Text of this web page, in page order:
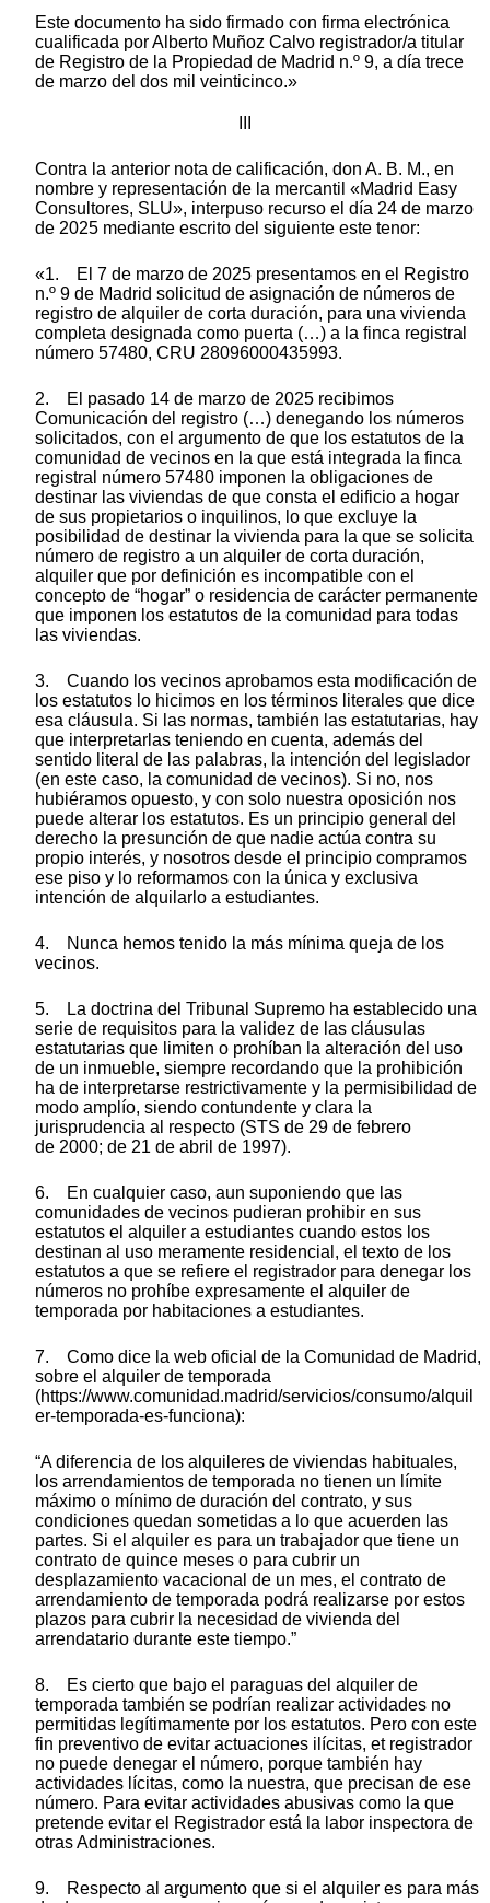
Este documento ha sido firmado con firma electrónica
cualificada por Alberto Muñoz Calvo registrador/a titular
de Registro de la Propiedad de Madrid n.º 9, a día trece
de marzo del dos mil veinticinco.»
Contra la anterior nota de calificación, don A. B. M., en
nombre y representación de la mercantil «Madrid Easy
Consultores, SLU», interpuso recurso el día 24 de marzo
de 2025 mediante escrito del siguiente este tenor:
«1. El 7 de marzo de 2025 presentamos en el Registro
n.º 9 de Madrid solicitud de asignación de números de
registro de alquiler de corta duración, para una vivienda
completa designada como puerta (…) a la finca registral
número 57480, CRU 28096000435993.
2. El pasado 14 de marzo de 2025 recibimos
Comunicación del registro (…) denegando los números
solicitados, con el argumento de que los estatutos de la
comunidad de vecinos en la que está integrada la finca
registral número 57480 imponen la obligaciones de
destinar las viviendas de que consta el edificio a hogar
de sus propietarios o inquilinos, lo que excluye la
posibilidad de destinar la vivienda para la que se solicita
número de registro a un alquiler de corta duración,
alquiler que por definición es incompatible con el
concepto de “hogar” o residencia de carácter permanente
que imponen los estatutos de la comunidad para todas
las viviendas.
3. Cuando los vecinos aprobamos esta modificación de
los estatutos lo hicimos en los términos literales que dice
esa cláusula. Si las normas, también las estatutarias, hay
que interpretarlas teniendo en cuenta, además del
sentido literal de las palabras, la intención del legislador
(en este caso, la comunidad de vecinos). Si no, nos
hubiéramos opuesto, y con solo nuestra oposición nos
puede alterar los estatutos. Es un principio general del
derecho la presunción de que nadie actúa contra su
propio interés, y nosotros desde el principio compramos
ese piso y lo reformamos con la única y exclusiva
intención de alquilarlo a estudiantes.
4. Nunca hemos tenido la más mínima queja de los
vecinos.
5. La doctrina del Tribunal Supremo ha establecido una
serie de requisitos para la validez de las cláusulas
estatutarias que limiten o prohíban la alteración del uso
de un inmueble, siempre recordando que la prohibición
ha de interpretarse restrictivamente y la permisibilidad de
modo amplío, siendo contundente y clara la
jurisprudencia al respecto (STS de 29 de febrero
de 2000; de 21 de abril de 1997).
6. En cualquier caso, aun suponiendo que las
comunidades de vecinos pudieran prohibir en sus
estatutos el alquiler a estudiantes cuando estos los
destinan al uso meramente residencial, el texto de los
estatutos a que se refiere el registrador para denegar los
números no prohíbe expresamente el alquiler de
temporada por habitaciones a estudiantes.
7. Como dice la web oficial de la Comunidad de Madrid,
sobre el alquiler de temporada
(https://www.comunidad.madrid/servicios/consumo/alquil
er-temporada-es-funciona):
“A diferencia de los alquileres de viviendas habituales,
los arrendamientos de temporada no tienen un límite
máximo o mínimo de duración del contrato, y sus
condiciones quedan sometidas a lo que acuerden las
partes. Si el alquiler es para un trabajador que tiene un
contrato de quince meses o para cubrir un
desplazamiento vacacional de un mes, el contrato de
arrendamiento de temporada podrá realizarse por estos
plazos para cubrir la necesidad de vivienda del
arrendatario durante este tiempo.”
8. Es cierto que bajo el paraguas del alquiler de
temporada también se podrían realizar actividades no
permitidas legítimamente por los estatutos. Pero con este
fin preventivo de evitar actuaciones ilícitas, et registrador
no puede denegar el número, porque también hay
actividades lícitas, como la nuestra, que precisan de ese
número. Para evitar actividades abusivas como la que
pretende evitar el Registrador está la labor inspectora de
otras Administraciones.
9. Respecto al argumento que si el alquiler es para más